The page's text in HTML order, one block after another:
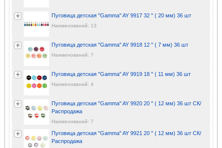
Пуговица детская "Gamma" AY 9917 32 " ( 20 мм) 36 шт
Наименований: 13
Пуговица детская "Gamma" AY 9918 12 " ( 7 мм) 36 шт
Наименований: 7
Пуговица детская "Gamma" AY 9919 18 " ( 11 мм) 36 шт
Наименований: 4
Пуговица детская "Gamma" AY 9920 20 " ( 12 мм) 36 шт СК/
Распродажа
Наименований: 7
Пуговица детская "Gamma" AY 9921 20 " ( 12 мм) 36 шт СК/
Распродажа